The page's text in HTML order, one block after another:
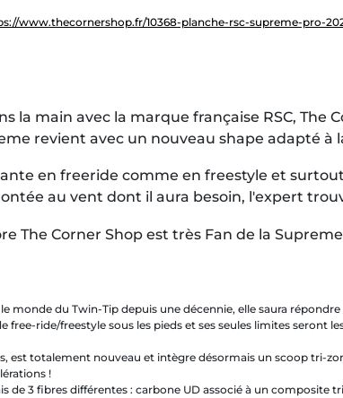
www.thecornershop.fr/10368-planche-rsc-supreme-pro-
la main avec la marque française RSC, The
revient avec un nouveau shape adapté
en freeride comme en freestyle et
au vent dont il aura besoin, l'expert
The Corner Shop est très Fan de la
monde du Twin-Tip depuis une décennie, elle saura
ride/freestyle sous les pieds et ses seules limites seront
est totalement nouveau et intègre désormais un scoop tri-
!
3 fibres différentes : carbone UD associé à un composite